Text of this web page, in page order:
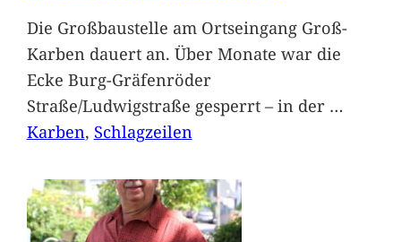
Die Großbaustelle am Ortseingang Groß-
Karben dauert an. Über Monate war die
Ecke Burg-Gräfenröder
Straße/Ludwigstraße gesperrt – in der …
Karben, Schlagzeilen